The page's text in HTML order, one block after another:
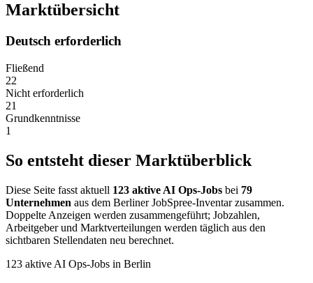
Marktübersicht
Deutsch erforderlich
Fließend
22
Nicht erforderlich
21
Grundkenntnisse
1
So entsteht dieser Marktüberblick
Diese Seite fasst aktuell 123 aktive AI Ops-Jobs bei 79
Unternehmen aus dem Berliner JobSpree-Inventar zusammen.
Doppelte Anzeigen werden zusammengeführt; Jobzahlen,
Arbeitgeber und Marktverteilungen werden täglich aus den
sichtbaren Stellendaten neu berechnet.
123 aktive AI Ops-Jobs in Berlin